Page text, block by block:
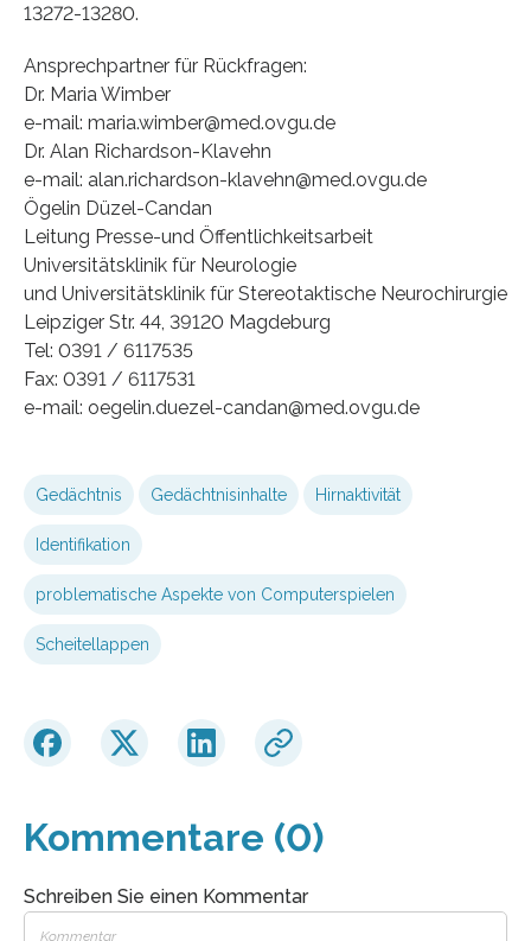
13272-13280.
Ansprechpartner für Rückfragen:
Dr. Maria Wimber
e-mail: maria.wimber@med.ovgu.de
Dr. Alan Richardson-Klavehn
e-mail: alan.richardson-klavehn@med.ovgu.de
Ögelin Düzel-Candan
Leitung Presse-und Öffentlichkeitsarbeit
Universitätsklinik für Neurologie
und Universitätsklinik für Stereotaktische Neurochirurgie
Leipziger Str. 44, 39120 Magdeburg
Tel: 0391 / 6117535
Fax: 0391 / 6117531
e-mail: oegelin.duezel-candan@med.ovgu.de
Gedächtnis Gedächtnisinhalte Hirnaktivität
Identifikation
problematische Aspekte von Computerspielen
Scheitellappen
Kommentare (0)
Schreiben Sie einen Kommentar